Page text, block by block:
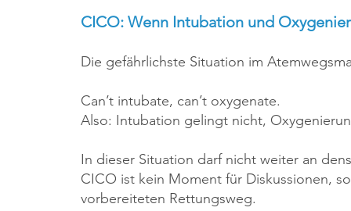
CICO: Wenn Intubation und
Die gefährlichste Situation im
Can’t intubate, can’t oxygenate.
Also: Intubation gelingt nicht,
In dieser Situation darf nicht weiter an
CICO ist kein Moment für Diskussionen,
vorbereiteten Rettungsweg.